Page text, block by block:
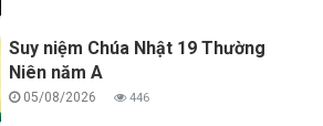
Suy niệm Chúa Nhật 19 Thường
Niên năm A
05/08/2026 446